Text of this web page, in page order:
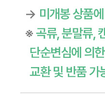
상품 고시 정보
식품의 유형
상품상세 참조
상품상세 참조
상품상세 참조